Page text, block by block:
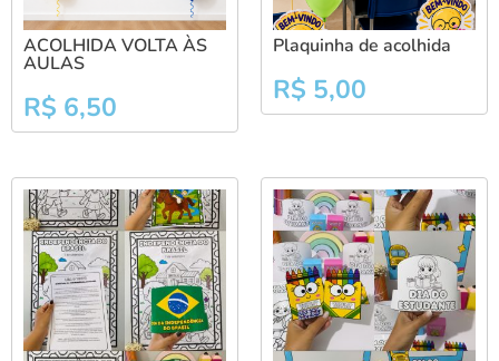
ACOLHIDA VOLTA ÀS
AULAS
R$ 6,50
Plaquinha de acolhida
R$ 5,00